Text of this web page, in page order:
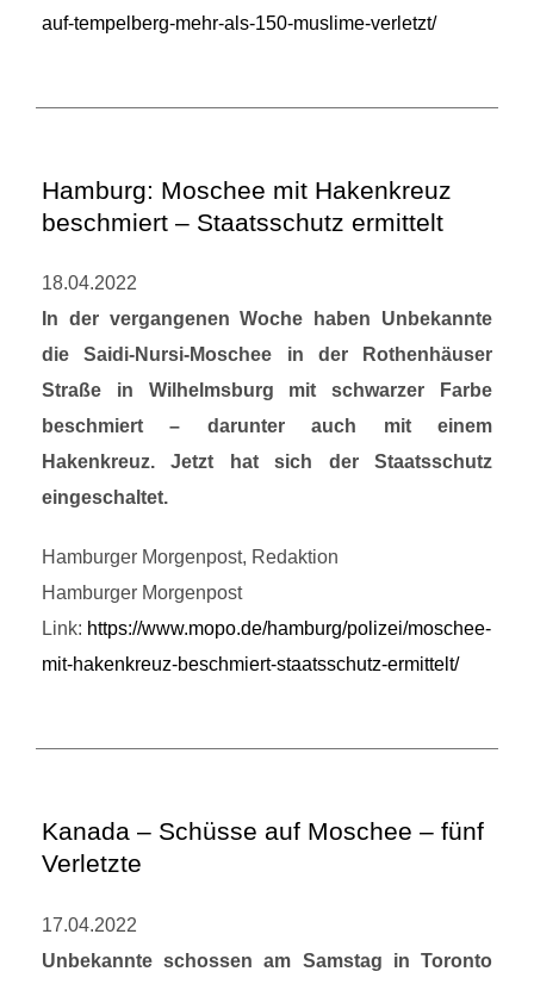
auf-tempelberg-mehr-als-150-muslime-verletzt/
Hamburg: Moschee mit Hakenkreuz
beschmiert – Staatsschutz ermittelt
18.04.2022
In der vergangenen Woche haben Unbekannte
die Saidi-Nursi-Moschee in der Rothenhäuser
Straße in Wilhelmsburg mit schwarzer Farbe
beschmiert – darunter auch mit einem
Hakenkreuz. Jetzt hat sich der Staatsschutz
eingeschaltet.
Hamburger Morgenpost, Redaktion
Hamburger Morgenpost
Link: https://www.mopo.de/hamburg/polizei/moschee-
mit-hakenkreuz-beschmiert-staatsschutz-ermittelt/
Kanada – Schüsse auf Moschee – fünf
Verletzte
17.04.2022
Unbekannte schossen am Samstag in Toronto